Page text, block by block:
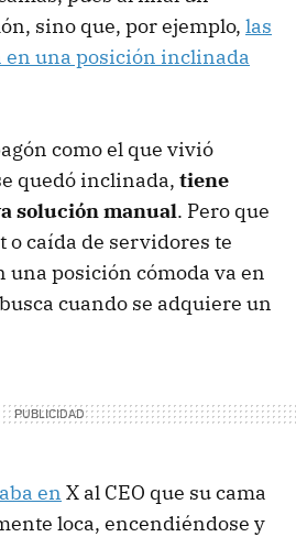
sino que, por ejemplo, las
en una posición inclinada
como el que vivió
quedó inclinada, tiene
solución manual. Pero que
caída de servidores te
posición cómoda va en
cuando se adquiere un
en X al CEO que su cama
loca, encendiéndose y